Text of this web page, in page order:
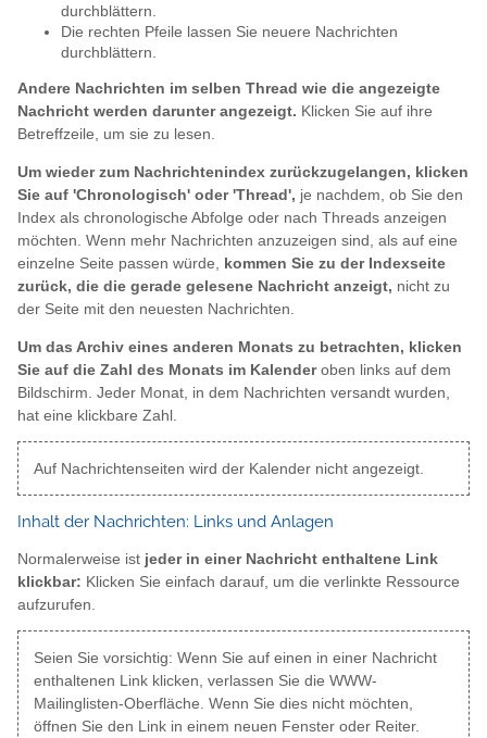
durchblättern.
Die rechten Pfeile lassen Sie neuere Nachrichten
durchblättern.
Andere Nachrichten im selben Thread wie die angezeigte
Nachricht werden darunter angezeigt. Klicken Sie auf ihre
Betreffzeile, um sie zu lesen.
Um wieder zum Nachrichtenindex zurückzugelangen, klicken
Sie auf 'Chronologisch' oder 'Thread', je nachdem, ob Sie den
Index als chronologische Abfolge oder nach Threads anzeigen
möchten. Wenn mehr Nachrichten anzuzeigen sind, als auf eine
einzelne Seite passen würde, kommen Sie zu der Indexseite
zurück, die die gerade gelesene Nachricht anzeigt, nicht zu
der Seite mit den neuesten Nachrichten.
Um das Archiv eines anderen Monats zu betrachten, klicken
Sie auf die Zahl des Monats im Kalenderoben links auf dem
Bildschirm. Jeder Monat, in dem Nachrichten versandt wurden,
hat eine klickbare Zahl.
Auf Nachrichtenseiten wird der Kalender nicht angezeigt.
Inhalt der Nachrichten: Links und Anlagen
Normalerweise ist jeder in einer Nachricht enthaltene Link
klickbar: Klicken Sie einfach darauf, um die verlinkte Ressource
aufzurufen.
Seien Sie vorsichtig: Wenn Sie auf einen in einer Nachricht
enthaltenen Link klicken, verlassen Sie die WWW-
Mailinglisten-Oberfläche. Wenn Sie dies nicht möchten,
öffnen Sie den Link in einem neuen Fenster oder Reiter.